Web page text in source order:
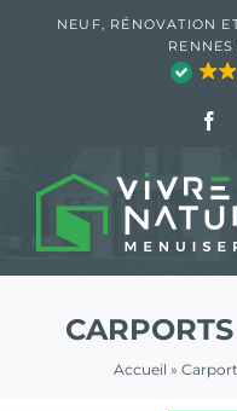
NEUF, RÉNOVATION
RENNES
Accueil »